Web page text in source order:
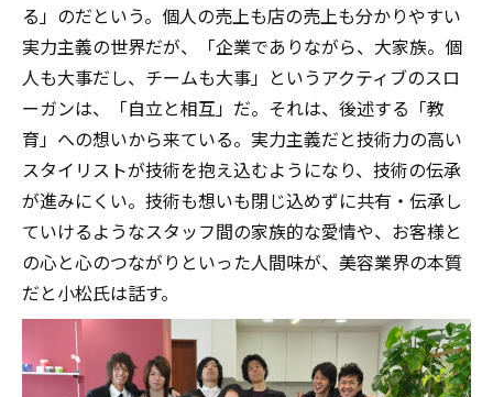
る」のだという。個人の売上も店の売上も分かりやすい
実力主義の世界だが、「企業でありながら、大家族。個
人も大事だし、チームも大事」というアクティブのスロ
ーガンは、「自立と相互」だ。それは、後述する「教
育」への想いから来ている。実力主義だと技術力の高い
スタイリストが技術を抱え込むようになり、技術の伝承
が進みにくい。技術も想いも閉じ込めずに共有・伝承し
ていけるようなスタッフ間の家族的な愛情や、お客様と
の心と心のつながりといった人間味が、美容業界の本質
だと小松氏は話す。